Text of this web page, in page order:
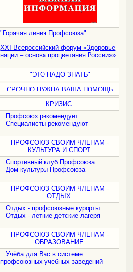
"Горячая линия Профсоюза"
XXI Всероссийский форум «Здоровье
нации – основа процветания России»»
"ЭТО НАДО ЗНАТЬ"
СРОЧНО НУЖНА ВАША ПОМОЩЬ
КРИЗИС:
Профсоюз рекомендует
Специалисты рекомендуют
ПРОФСОЮЗ СВОИМ ЧЛЕНАМ -
КУЛЬТУРА И СПОРТ:
Спортивный клуб Профсоюза
Дом культуры Профсоюза
ПРОФСОЮЗ СВОИМ ЧЛЕНАМ -
ОТДЫХ:
Отдых - профсоюзные курорты
Отдых - летние детские лагеря
ПРОФСОЮЗ СВОИМ ЧЛЕНАМ -
ОБРАЗОВАНИЕ:
Учёба для Вас в системе
профсоюзных учебных заведений